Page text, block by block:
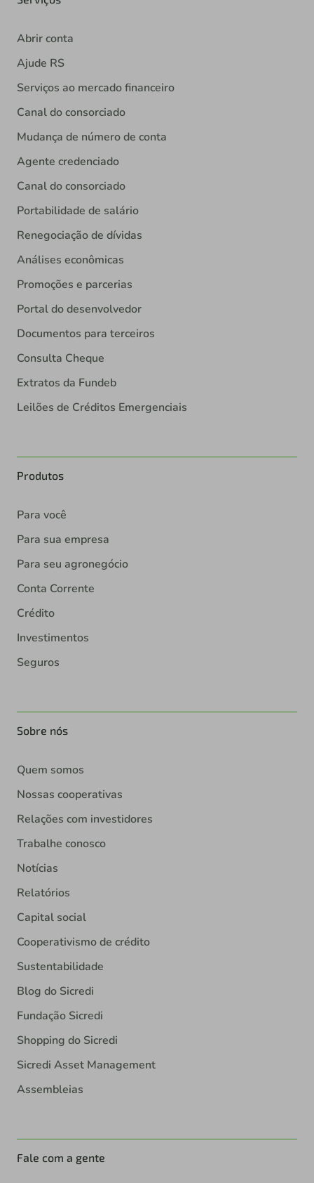
Abrir conta
Ajude RS
Serviços ao mercado financeiro
Canal do consorciado
Mudança de número de conta
Agente credenciado
Canal do consorciado
Portabilidade de salário
Renegociação de dívidas
Análises econômicas
Promoções e parcerias
Portal do desenvolvedor
Documentos para terceiros
Consulta Cheque
Extratos da Fundeb
Leilões de Créditos Emergenciais
Produtos
Para você
Para sua empresa
Para seu agronegócio
Conta Corrente
Crédito
Investimentos
Seguros
Sobre nós
Quem somos
Nossas cooperativas
Relações com investidores
Trabalhe conosco
Notícias
Relatórios
Capital social
Cooperativismo de crédito
Sustentabilidade
Blog do Sicredi
Fundação Sicredi
Shopping do Sicredi
Sicredi Asset Management
Assembleias
Fale com a gente